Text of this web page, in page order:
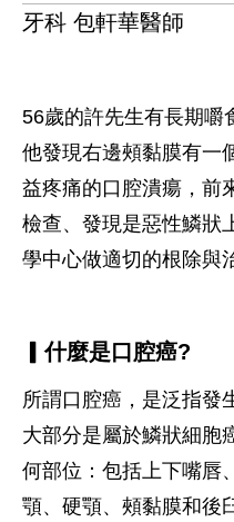
牙科 包軒華醫師
56歲的許先生有長期嚼
他發現右邊頰黏膜有一
益疼痛的口腔潰瘍，前
檢查、發現是惡性鱗狀
學中心做適切的根除與
▎什麼是口腔癌?
所謂口腔癌，是泛指發
大部分是屬於鱗狀細胞
何部位：包括上下嘴唇
顎、硬顎、頰黏膜和後